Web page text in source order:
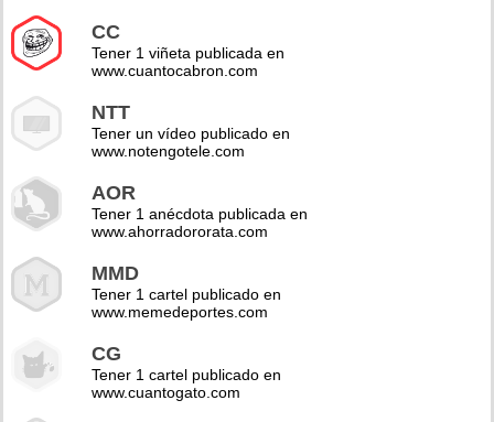
CC
Tener 1 viñeta publicada en
www.cuantocabron.com
NTT
Tener un vídeo publicado en
www.notengotele.com
AOR
Tener 1 anécdota publicada en
www.ahorradororata.com
MMD
Tener 1 cartel publicado en
www.memedeportes.com
CG
Tener 1 cartel publicado en
www.cuantogato.com